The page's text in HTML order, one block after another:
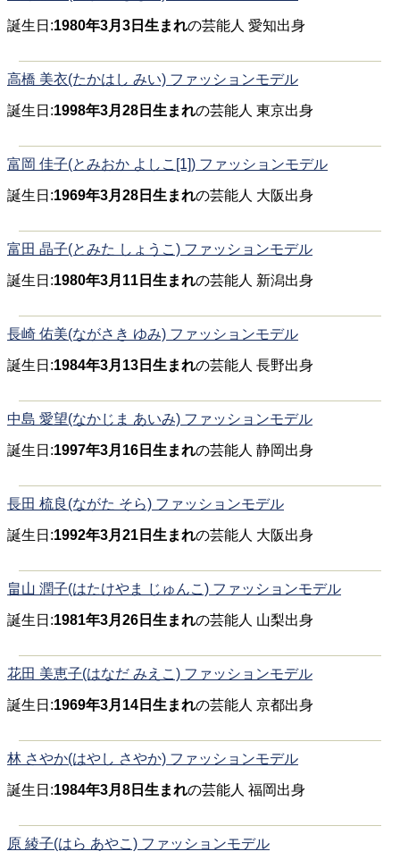
誕生日:1980年3月3日生まれの芸能人 愛知出身
高橋 美衣(たかはし みい) ファッションモデル
誕生日:1998年3月28日生まれの芸能人 東京出身
富岡 佳子(とみおか よしこ[1]) ファッションモデル
誕生日:1969年3月28日生まれの芸能人 大阪出身
富田 晶子(とみた しょうこ) ファッションモデル
誕生日:1980年3月11日生まれの芸能人 新潟出身
長崎 佑美(ながさき ゆみ) ファッションモデル
誕生日:1984年3月13日生まれの芸能人 長野出身
中島 愛望(なかじま あいみ) ファッションモデル
誕生日:1997年3月16日生まれの芸能人 静岡出身
長田 梳良(ながた そら) ファッションモデル
誕生日:1992年3月21日生まれの芸能人 大阪出身
畠山 潤子(はたけやま じゅんこ) ファッションモデル
誕生日:1981年3月26日生まれの芸能人 山梨出身
花田 美恵子(はなだ みえこ) ファッションモデル
誕生日:1969年3月14日生まれの芸能人 京都出身
林 さやか(はやし さやか) ファッションモデル
誕生日:1984年3月8日生まれの芸能人 福岡出身
原 綾子(はら あやこ) ファッションモデル